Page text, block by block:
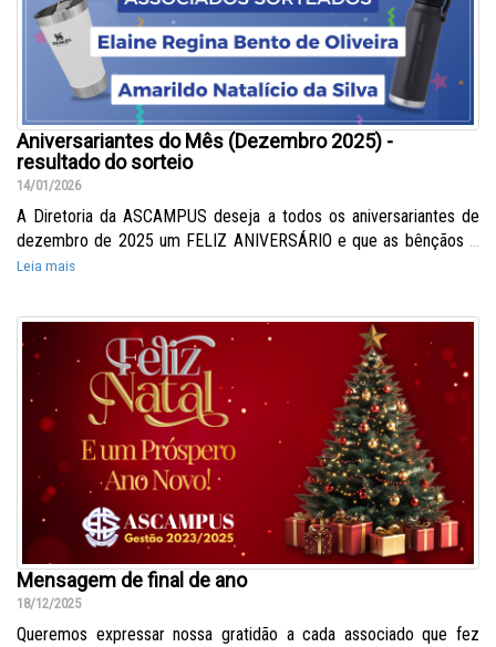
Aniversariantes do Mês (Dezembro 2025) -
resultado do sorteio
14/01/2026
A Diretoria da ASCAMPUS deseja a todos os aniversariantes de
dezembro de 2025 um FELIZ ANIVERSÁRIO e que as bênçãos
Leia mais
Mensagem de final de ano
18/12/2025
Queremos expressar nossa gratidão a cada associado que fez